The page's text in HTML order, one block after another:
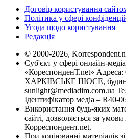
Договір користування
Політика у сфері
Угода щодо користування
Редакція
© 2000-2026,
Суб'єкт у сфері онлайн-
«КореспонденТ.net» Адреса:
ХАРКІВСЬКЕ ШОСЕ,
sunlight@mediadim.com.ua
Ідентифікатор медіа – R40-
Використання будь-яких
сайті, дозволяється за
Корреспондент.net.
При копіюванні матеріалів